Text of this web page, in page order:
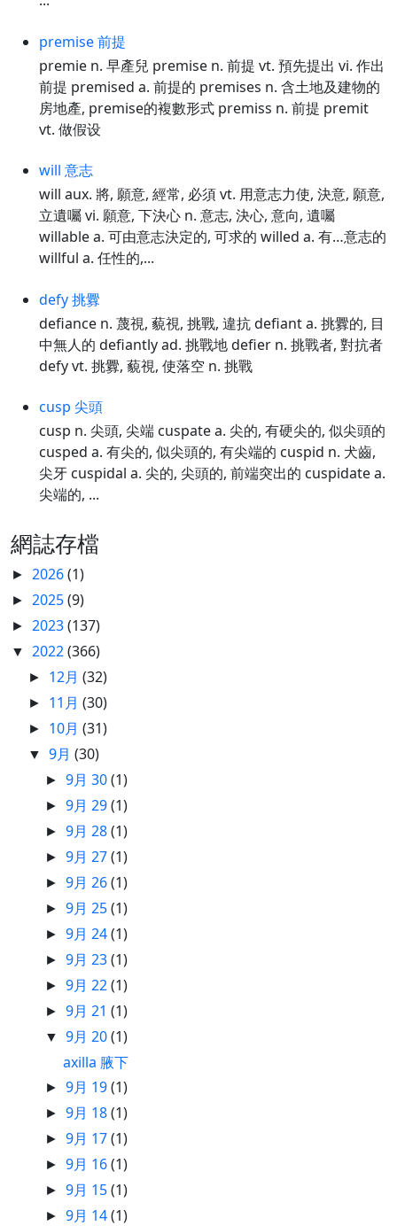
premise 前提
premie n. 早產兒 premise n. 前提 vt. 預先提出 vi. 作出
前提 premised a. 前提的 premises n. 含土地及建物的
房地產, premise的複數形式 premiss n. 前提 premit
vt. 做假设
will 意志
will aux. 將, 願意, 經常, 必須 vt. 用意志力使, 決意, 願意,
立遺囑 vi. 願意, 下決心 n. 意志, 決心, 意向, 遺囑
willable a. 可由意志決定的, 可求的 willed a. 有…意志的
willful a. 任性的,...
defy 挑釁
defiance n. 蔑視, 藐視, 挑戰, 違抗 defiant a. 挑釁的, 目
中無人的 defiantly ad. 挑戰地 defier n. 挑戰者, 對抗者
defy vt. 挑釁, 藐視, 使落空 n. 挑戰
cusp 尖頭
cusp n. 尖頭, 尖端 cuspate a. 尖的, 有硬尖的, 似尖頭的
cusped a. 有尖的, 似尖頭的, 有尖端的 cuspid n. 犬齒,
尖牙 cuspidal a. 尖的, 尖頭的, 前端突出的 cuspidate a.
尖端的, ...
網誌存檔
► 2026(1)
► 2025(9)
► 2023(137)
▼ 2022(366)
► 12月(32)
► 11月(30)
► 10月(31)
▼9月(30)
►9月 30(1)
►9月 29(1)
►9月 28(1)
►9月 27(1)
►9月 26(1)
►9月 25(1)
►9月 24(1)
►9月 23(1)
►9月 22(1)
►9月 21(1)
▼9月 20(1)
axilla 腋下
►9月 19(1)
►9月 18(1)
►9月 17(1)
►9月 16(1)
►9月 15(1)
►9月 14(1)